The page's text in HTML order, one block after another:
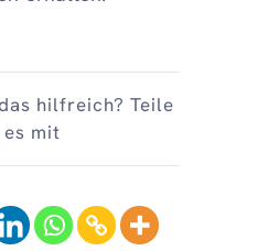
hilfreich? Teile
es mit